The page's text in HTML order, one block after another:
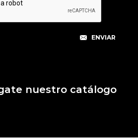
nuestro catálogo